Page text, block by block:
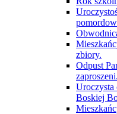
zbiory.
Odpust
zaproszeni.
Uroczysta
Boskiej